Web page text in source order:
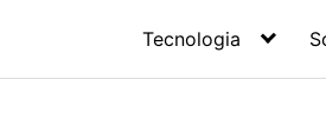
Tecnologia